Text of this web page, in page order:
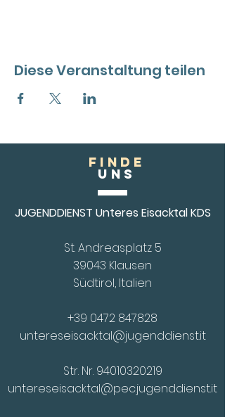
Diese Veranstaltung teilen
FINDE
Uns
JUGENDDIENST Unteres Eisacktal KDS
St. Andreasplatz 5
39043 Klausen
Südtirol, Italien
+39 0472 847828
untereseisacktal@jugenddienst.it
Str. Nr. 94010320219
untereseisacktal@pec.jugenddienst.it